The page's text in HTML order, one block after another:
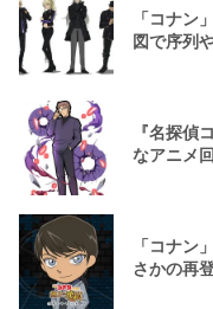
「コナン
図で序列
『名探偵
なアニメ
「コナン
さかの再